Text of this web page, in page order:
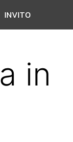
INVITO
in